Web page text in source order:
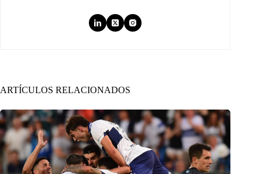
ARTÍCULOS RELACIONADOS